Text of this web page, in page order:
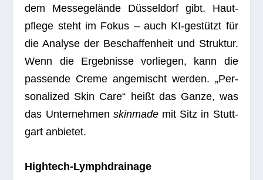
dem Mes­se­ge­lände Düs­sel­dorf gibt. Haut­
pflege steht im Fokus – auch KI-gestützt für
die Ana­lyse der Beschaf­fen­heit und Struk­tur.
Wenn die Ergeb­nisse vor­lie­gen, kann die
pas­sende Creme ange­mischt wer­den. „Per­
so­na­li­zed Skin Care“ heißt das Ganze, was
das Unter­neh­men skin­mademit Sitz in Stutt­
gart anbietet.
High­tech-Lymph­drai­nage